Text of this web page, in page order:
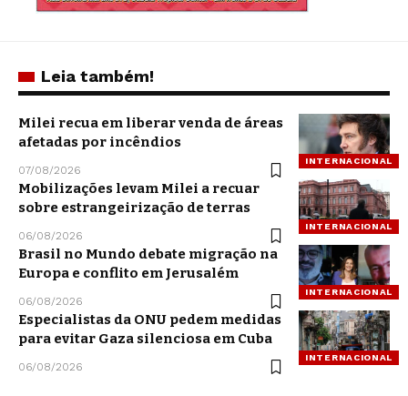
Leia também!
INTERNACIONAL
Milei recua em liberar venda de áreas
afetadas por incêndios
07/08/2026
INTERNACIONAL
Mobilizações levam Milei a recuar
sobre estrangeirização de terras
06/08/2026
INTERNACIONAL
Brasil no Mundo debate migração na
Europa e conflito em Jerusalém
06/08/2026
INTERNACIONAL
Especialistas da ONU pedem medidas
para evitar Gaza silenciosa em Cuba
06/08/2026